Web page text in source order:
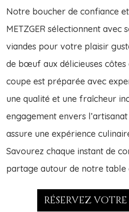
Notre boucher de confiance
METZGER sélectionnent avec
viandes pour votre plaisir
de bœuf aux délicieuses côtes
coupe est préparée avec
une qualité et une fraîcheur
engagement envers
assure une expérience
Savourez chaque instant de
partage autour de notre table
RÉSERVEZ